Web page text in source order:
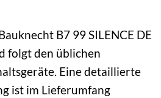
B7 99 SILENCE DE
folgt den üblichen
Eine detaillierte
ist im Lieferumfang